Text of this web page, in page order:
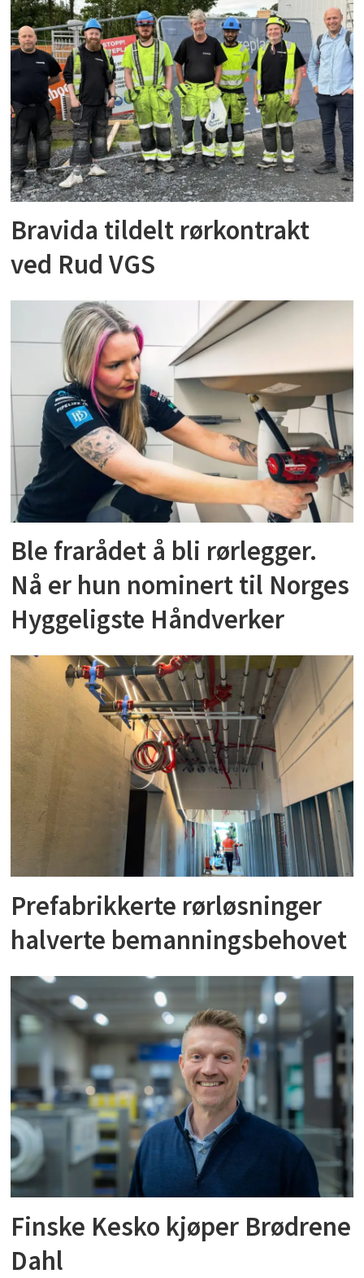
Bravida tildelt rørkontrakt
ved Rud VGS
Ble frarådet å bli rørlegger.
Nå er hun nominert til Norges
Hyggeligste Håndverker
Prefabrikkerte rørløsninger
halverte bemanningsbehovet
Finske Kesko kjøper Brødrene
Dahl